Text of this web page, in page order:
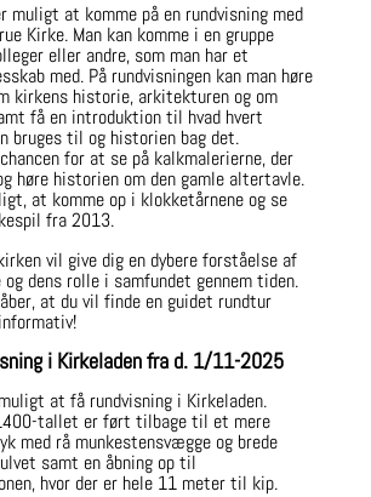
muligt at komme på en rundvisning med
Kirke. Man kan komme i en gruppe
eller andre, som man har et
med. På rundvisningen kan man høre
kirkens historie, arkitekturen og om
få en introduktion til hvad hvert
bruges til og historien bag det.
for at se på kalkmalerierne, der
høre historien om den gamle altertavle.
at komme op i klokketårnene og se
fra 2013.
vil give dig en dybere forståelse af
dens rolle i samfundet gennem tiden.
at du vil finde en guidet rundtur
i Kirkeladen fra d. 1/11-2025
at få rundvisning i Kirkeladen.
tallet er ført tilbage til et mere
med rå munkestensvægge og brede
samt en åbning op til
hvor der er hele 11 meter til kip.